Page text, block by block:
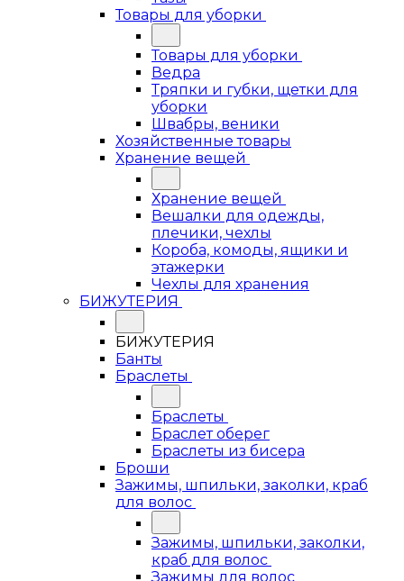
Товары для уборки
Товары для уборки
Ведра
Тряпки и губки, щетки для
уборки
Швабры, веники
Хозяйственные товары
Хранение вещей
Хранение вещей
Вешалки для одежды,
плечики, чехлы
Короба, комоды, ящики и
этажерки
Чехлы для хранения
БИЖУТЕРИЯ
БИЖУТЕРИЯ
Банты
Браслеты
Браслеты
Браслет оберег
Браслеты из бисера
Броши
Зажимы, шпильки, заколки, краб
для волос
Зажимы, шпильки, заколки,
краб для волос
Зажимы для волос